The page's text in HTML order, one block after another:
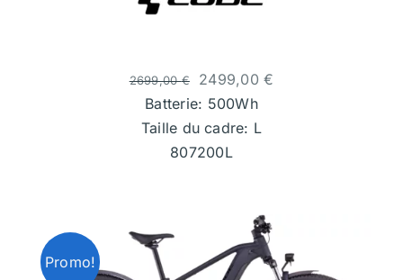
2699,00€ 2499,00€
Batterie: 500Wh
Taille du cadre: L
807200L
Promo!